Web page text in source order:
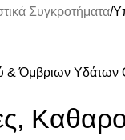
Συγκροτήματα